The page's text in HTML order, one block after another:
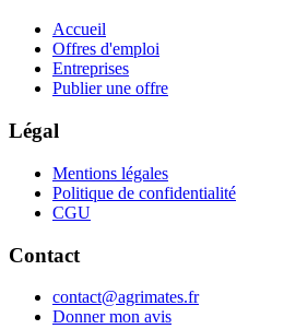
Accueil
Offres d'emploi
Entreprises
Publier une offre
Légal
Mentions légales
Politique de confidentialité
CGU
Contact
contact@agrimates.fr
Donner mon avis